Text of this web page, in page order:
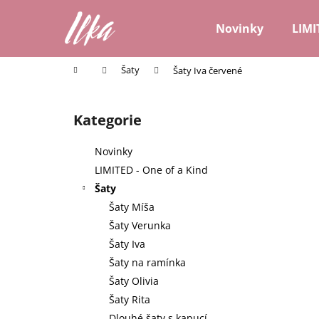
Novinky
Domů Šaty Šaty Iva červené
Přeskočit
kategorie
Kategorie
Novinky
LIMITED - One of a Kind
Šaty
Šaty Míša
Šaty Verunka
Šaty Iva
Šaty na ramínka
Šaty Olivia
Šaty Rita
í
Zpět
do
Zpět
do